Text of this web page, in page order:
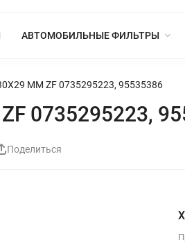
АВТОМОБИЛЬНЫЕ ФИЛЬТРЫ
MM ZF 0735295223, 95535386
0735295223,
Поделиться